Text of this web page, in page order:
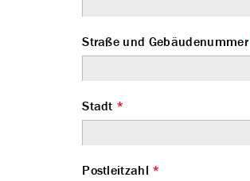
Straße und Gebäudenummer
Stadt *
Postleitzahl *